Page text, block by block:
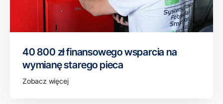
40 800 zł finansowego wsparcia na
wymianę starego pieca
Zobacz więcej